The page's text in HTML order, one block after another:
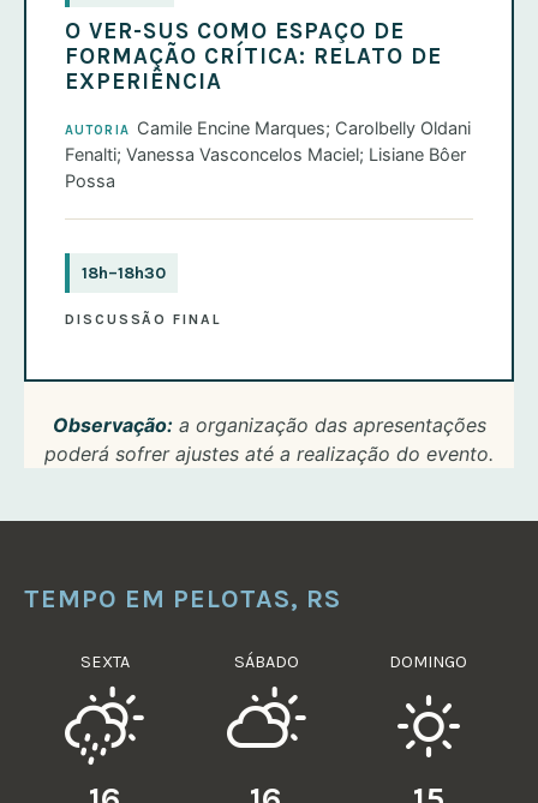
O VER-SUS COMO ESPAÇO DE
FORMAÇÃO CRÍTICA: RELATO DE
EXPERIÊNCIA
AUTORIA
Camile Encine Marques; Carolbelly Oldani
Fenalti; Vanessa Vasconcelos Maciel; Lisiane Bôer
Possa
18h–18h30
DISCUSSÃO FINAL
Observação:a organização das apresentações
poderá sofrer ajustes até a realização do evento.
TEMPO EM PELOTAS, RS
SEXTA SÁBADO DOMINGO